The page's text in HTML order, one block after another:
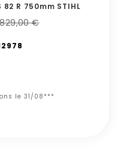
82 R 750mm STIHL
829,00 €
le 31/08***